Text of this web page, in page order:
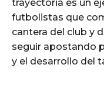
trayectoria es un
futbolistas que
cantera del club y
seguir apostando
y el desarrollo del